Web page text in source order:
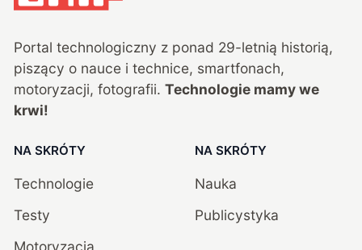
Portal technologiczny z ponad 29-letnią historią,
piszący o nauce i technice, smartfonach,
motoryzacji, fotografii. Technologie mamy we
krwi!
NA SKRÓTY
Technologie
Testy
Motoryzacja
NA SKRÓTY
Nauka
Publicystyka